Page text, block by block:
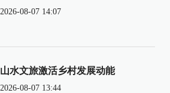
2026-08-07 14:07
山水文旅激活乡村发展动能
2026-08-07 13:44